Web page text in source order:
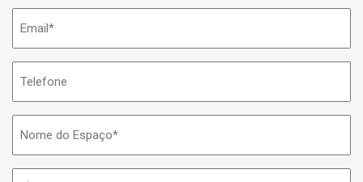
do
Espaço